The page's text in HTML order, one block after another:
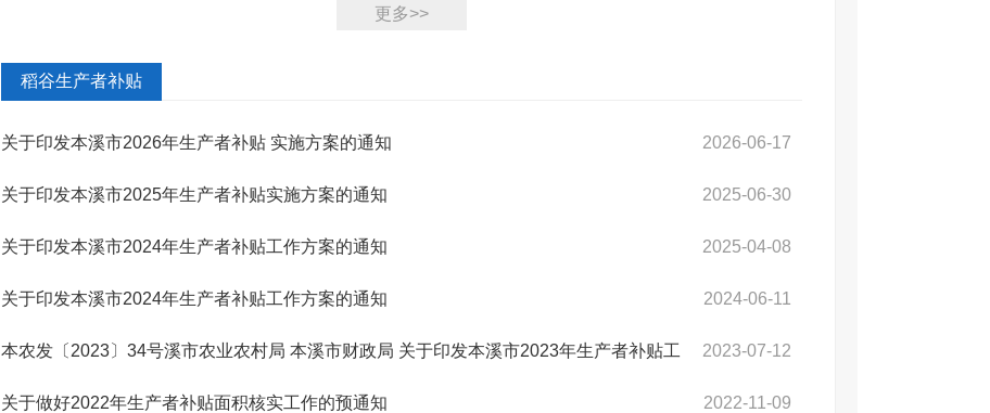
更多>>
稻谷生产者补贴
2026-06-17
关于印发本溪市2026年生产者补贴 实施方案的通知
2025-06-30
关于印发本溪市2025年生产者补贴实施方案的通知
2025-04-08
关于印发本溪市2024年生产者补贴工作方案的通知
2024-06-11
关于印发本溪市2024年生产者补贴工作方案的通知
2023-07-12
本农发〔2023〕34号溪市农业农村局 本溪市财政局 关于印发本溪市2023年生产者补贴工
作方案... 2022-11-09
关于做好2022年生产者补贴面积核实工作的预通知